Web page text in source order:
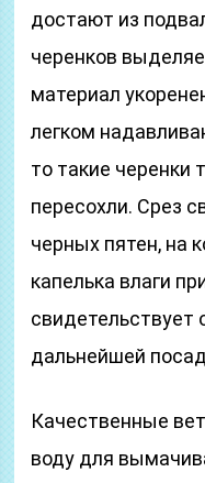
достают из
черенков
материал
легком
то такие черенки
пересохли. Срез
черных пятен, на
капелька влаги
свидетельствует
дальнейшей
Качественные
воду для